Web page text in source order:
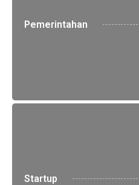
Pemerintahan
Startup